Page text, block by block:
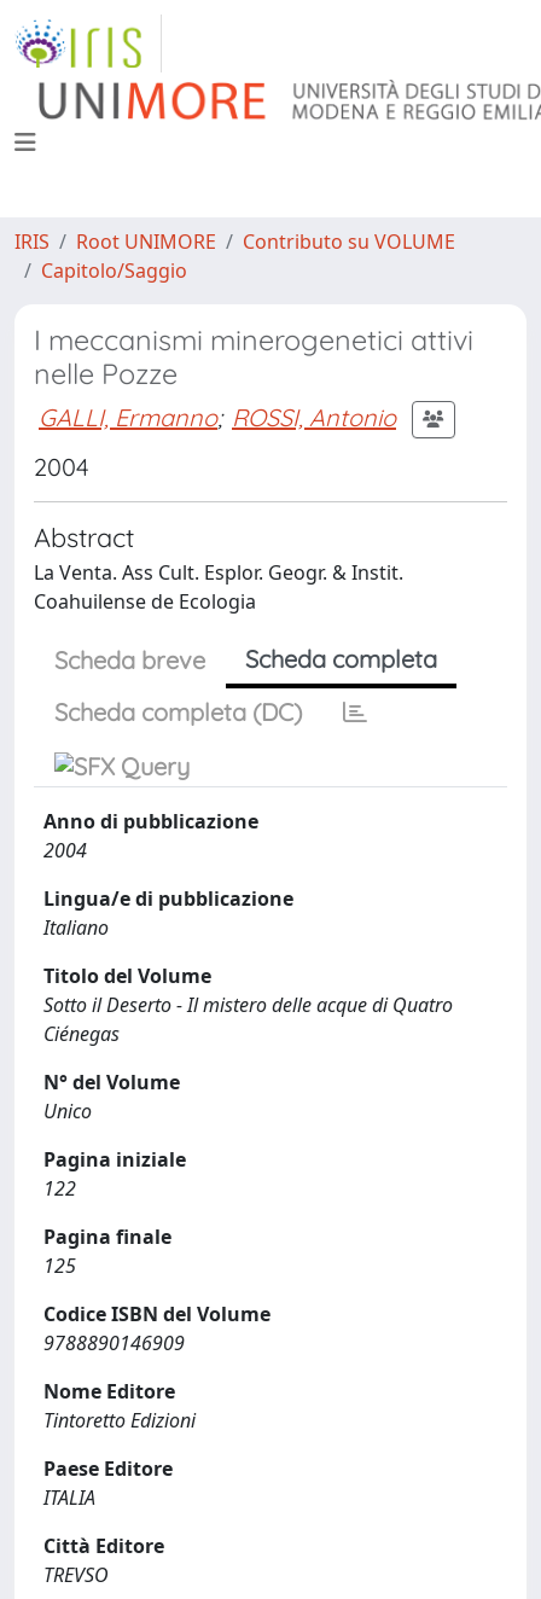
IRIS Root UNIMORE
Contributo su VOLUME
Capitolo/Saggio
I meccanismi minerogenetici attivi
nelle Pozze
GALLI, Ermanno; ROSSI, Antonio
2004
Abstract
La Venta. Ass Cult. Esplor. Geogr. & Instit.
Coahuilense de Ecologia
Scheda breve
Scheda completa
Scheda completa (DC)
Anno di pubblicazione
2004
Lingua/e di pubblicazione
Italiano
Titolo del Volume
Sotto il Deserto - Il mistero delle acque di Quatro
Ciénegas
N° del Volume
Unico
Pagina iniziale
122
Pagina finale
125
Codice ISBN del Volume
9788890146909
Nome Editore
Tintoretto Edizioni
Paese Editore
ITALIA
Città Editore
TREVSO